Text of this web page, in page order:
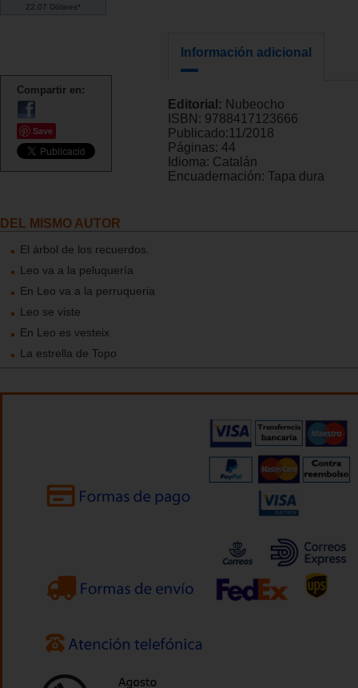
22.07 Dólares*
Compartir en:
Save
Información adicional
Editorial: Nubeocho
ISBN: 9788417123666
Publicado:11/2018
Páginas: 44
Idioma: Catalán
Encuadernación: Tapa dura
DEL MISMO AUTOR
El árbol de los recuerdos.
Leo va a la peluquería
En Leo va a la perruqueria
Leo se viste
En Leo es vesteix
La estrella de Topo